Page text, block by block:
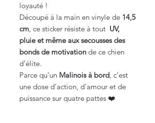
loyauté !
Découpé à la main en vinyle de 14,5
cm , ce sticker résiste à tout UV,
pluie et même aux secousses des
bonds de motivation de ce chien
d’élite.
Parce qu’un Malinois à bord , c’est
une dose d’action, d’amour et de
puissance sur quatre pattes ❤️